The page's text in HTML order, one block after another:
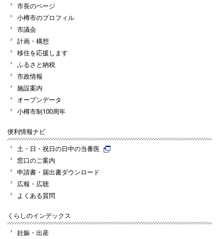
市長のページ
小樽市のプロフィル
市議会
計画・構想
移住を応援します
ふるさと納税
市政情報
施設案内
オープンデータ
小樽市制100周年
便利情報ナビ
土・日・祝日の日中の当番医
窓口のご案内
申請書・届出書ダウンロード
広報・広聴
よくある質問
くらしのインデックス
妊娠・出産